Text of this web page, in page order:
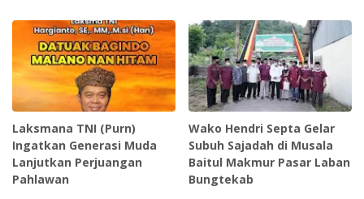
Laksmana TNI (Purn)
Ingatkan Generasi Muda
Lanjutkan Perjuangan
Pahlawan
Wako Hendri Septa Gelar
Subuh Sajadah di Musala
Baitul Makmur Pasar Laban
Bungtekab